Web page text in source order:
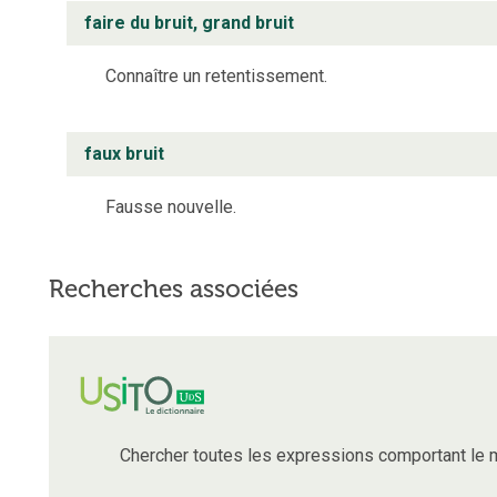
faire du bruit, grand bruit
Connaître un retentissement.
faux bruit
Fausse nouvelle.
Recherches associées
Chercher toutes les expressions comportant le